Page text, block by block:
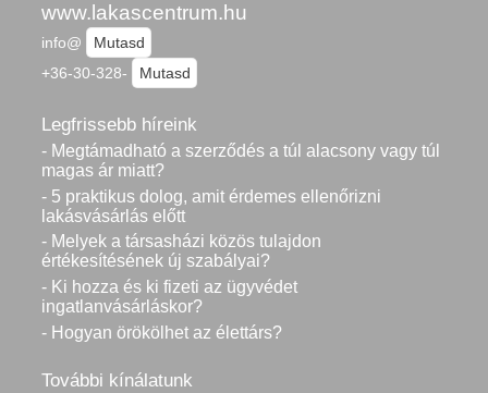
www.lakascentrum.hu
info@
Mutasd
+36-30-328-
Mutasd
Legfrissebb híreink
- Megtámadható a szerződés a túl alacsony vagy túl
magas ár miatt?
- 5 praktikus dolog, amit érdemes ellenőrizni
lakásvásárlás előtt
- Melyek a társasházi közös tulajdon
értékesítésének új szabályai?
- Ki hozza és ki fizeti az ügyvédet
ingatlanvásárláskor?
- Hogyan örökölhet az élettárs?
További kínálatunk